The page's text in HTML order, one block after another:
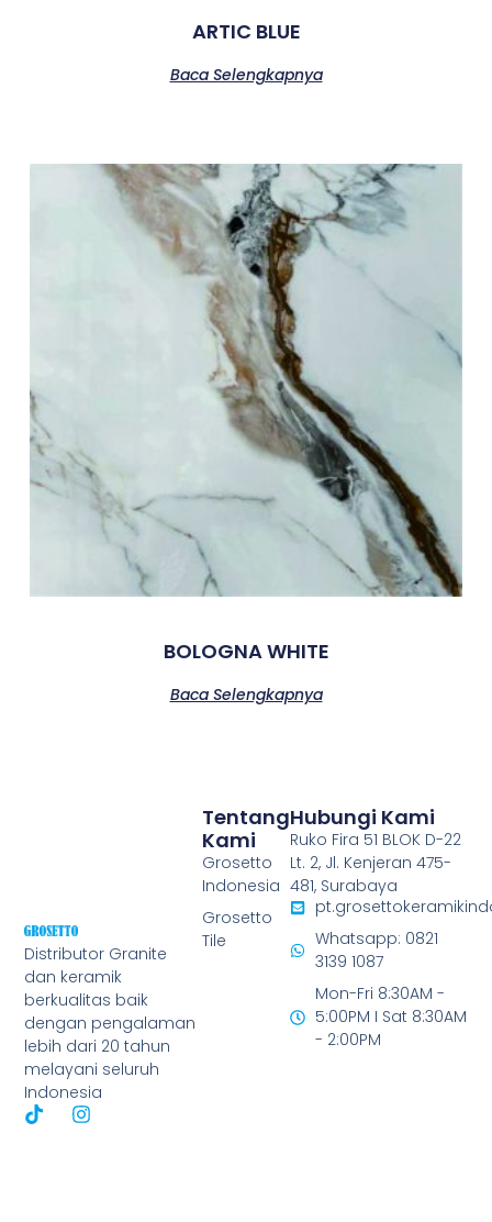
ARTIC BLUE
Baca Selengkapnya
BOLOGNA WHITE
Baca Selengkapnya
Distributor Granite
dan keramik
berkualitas baik
dengan pengalaman
lebih dari 20 tahun
melayani seluruh
Indonesia
Tentang
Kami
Grosetto
Indonesia
Grosetto
Tile
Hubungi Kami
Ruko Fira 51 BLOK D-22
Lt. 2, Jl. Kenjeran 475-
481, Surabaya
Whatsapp: 0821
3139 1087
Mon-Fri 8:30AM -
5:00PM I Sat 8:30AM
- 2:00PM